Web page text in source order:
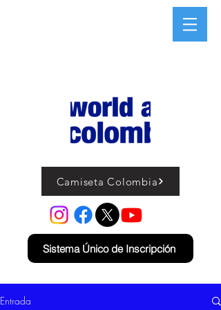
Camiseta Colombia
Sistema Único de Inscripción
Entrada